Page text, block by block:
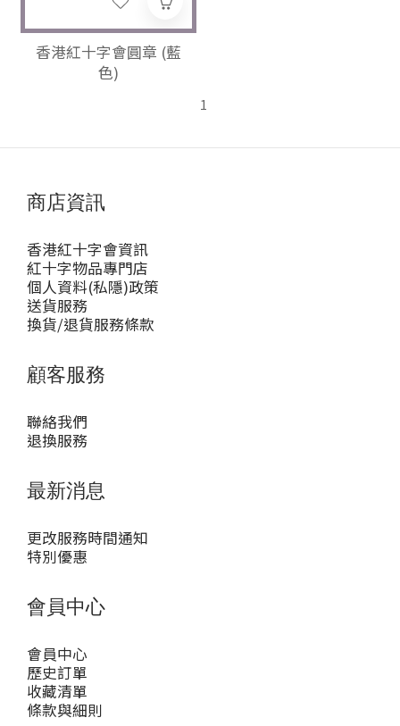
香港紅十字會圓章 (藍
色)
1
商店資訊
香港紅十字會資訊
紅十字物品專門店
個人資料(私隱)政策
送貨服務
換貨/退貨服務條款
顧客服務
聯絡我們
退換服務
最新消息
更改服務時間通知
特別優惠
會員中心
會員中心
歷史訂單
收藏清單
條款與細則